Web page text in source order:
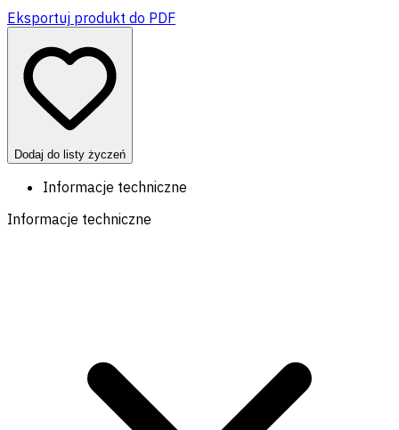
Eksportuj produkt do PDF
Dodaj do listy życzeń
Informacje techniczne
Informacje techniczne